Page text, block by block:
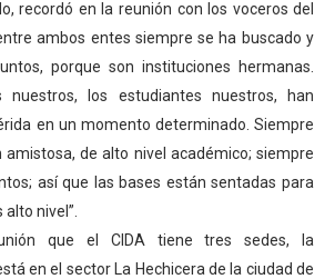
recordó en la reunión con los voceros del
ambos entes siempre se ha buscado y
porque son instituciones hermanas.
nuestros, los estudiantes nuestros, han
en un momento determinado. Siempre
amistosa, de alto nivel académico; siempre
así que las bases están sentadas para
nivel”.
que el CIDA tiene tres sedes, la
en el sector La Hechicera de la ciudad de